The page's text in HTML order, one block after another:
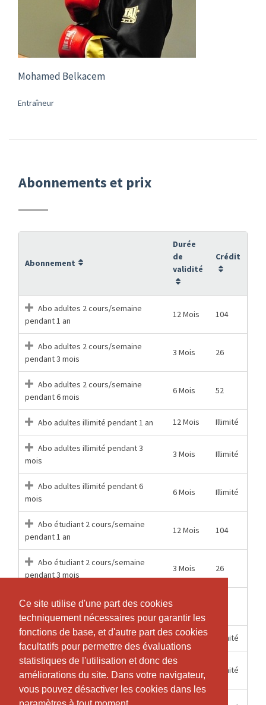
Ce site utilise d'une part des cookies
techniquement nécessaires pour garantir les
fonctions de base, et d'autre part des cookies
facultatifs pour permettre des évaluations
statistiques de l'utilisation et donc des
améliorations du site. Dans votre navigateur,
vous pouvez désactiver les cookies dans les
Ce site utilise d'une part des cookies
techniquement nécessaires pour garantir les
fonctions de base, et d'autre part des cookies
facultatifs pour permettre des évaluations
statistiques de l'utilisation et donc des
améliorations du site. Dans votre navigateur,
vous pouvez désactiver les cookies dans les
Mohamed Belkacem
Entraîneur
Abonnements et prix
Abonnement
Durée
de
validité
Crédit
Abo adultes 2 cours/semaine
pendant 1 an
12 Mois 104
Abo adultes 2 cours/semaine
pendant 3 mois
3 Mois 26
Abo adultes 2 cours/semaine
pendant 6 mois
6 Mois 52
Abo adultes illimité pendant 1 an 12 Mois Illimité
Abo adultes illimité pendant 3
mois
3 Mois Illimité
Abo adultes illimité pendant 6
mois
6 Mois Illimité
Abo étudiant 2 cours/semaine
pendant 1 an
12 Mois 104
Abo étudiant 2 cours/semaine
pendant 3 mois
3 Mois 26
Abo étudiant 2 cours/semaine
pendant 6 mois
Abo étudiant illimité pendant 1 an 12 Mois Illimité
Abo étudiant illimité pendant 3
mois
3 Mois Illimité
Abo étudiant illimité pendant 6